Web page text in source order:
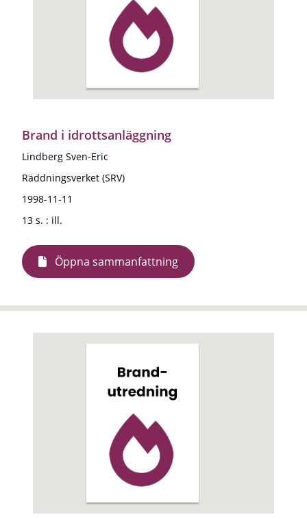
Brand i idrottsanläggning
Lindberg Sven-Eric
Räddningsverket (SRV)
1998-11-11
13 s. : ill.
Öppna sammanfattning